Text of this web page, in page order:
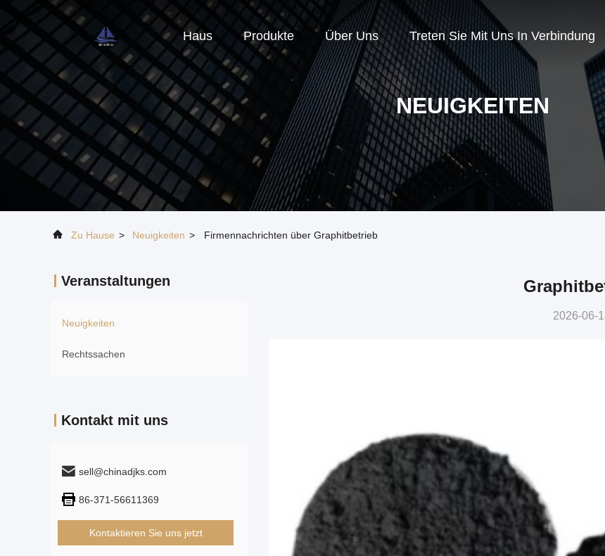
Haus Produkte Über Uns Treten Sie Mit Uns In Verbindung
NEUIGKEITEN
Zu Hause > Neuigkeiten > Firmennachrichten über Graphitbetrieb
Veranstaltungen
Neuigkeiten
Rechtssachen
Kontakt mit uns
sell@chinadjks.com
86-371-56611369
Kontaktieren Sie uns jetzt
2026-06-